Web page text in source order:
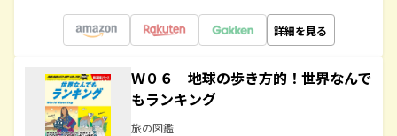
詳細を見る
Ｗ０６ 地球の歩き方的！世界なんで
もランキング
旅の図鑑